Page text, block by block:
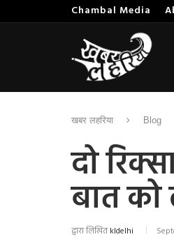
Chambal Media
खबर लहरिया Blog
दो
बात
द्वारा लिखितkldelhi